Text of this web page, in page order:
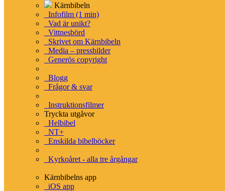
Kärnbibeln
Infofilm (1 min)
Vad är unikt?
Vittnesbörd
Skrivet om Kärnbibeln
Media – pressbilder
Generös copyright
Blogg
Frågor & svar
Instruktionsfilmer
Tryckta utgåvor
Helbibel
NT+
Enskilda bibelböcker
Kyrkoåret - alla tre årgångar
Kärnbibelns app
iOS app
Grundtexten BETA
Interlinjär version
Grekiskt/Svenskt lexikon
Arameiskt/svenskt lexikon
Hebreiskt/svenskt lexikon
Kategorier
Hebreiska alfabetet
Grekiska alfabetet